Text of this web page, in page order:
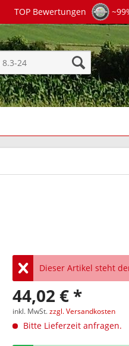
TOP Bewertungen
Dieser Artikel steht
44,02 € *
inkl. MwSt.zzgl. Versandkosten
Bitte Lieferzeit anfragen.